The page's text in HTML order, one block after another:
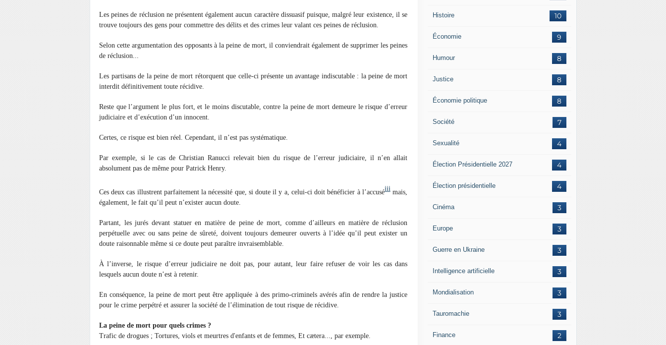
Les peines de réclusion ne présentent également aucun caractère dissuasif puisque, malgré leur existence, il se
trouve toujours des gens pour commettre des délits et des crimes leur valant ces peines de réclusion.
Selon cette argumentation des opposants à la peine de mort, il conviendrait également de supprimer les peines
de réclusion...
Les partisans de la peine de mort rétorquent que celle-ci présente un avantage indiscutable : la peine de mort
interdit définitivement toute récidive.
Reste que l’argument le plus fort, et le moins discutable, contre la peine de mort demeure le risque d’erreur
judiciaire et d’exécution d’un innocent.
Certes, ce risque est bien réel. Cependant, il n’est pas systématique.
Par exemple, si le cas de Christian Ranucci relevait bien du risque de l’erreur judiciaire, il n’en allait
absolument pas de même pour Patrick Henry.
Ces deux cas illustrent parfaitement la nécessité que, si doute il y a, celui-ci doit bénéficier à l’accuséiiimais,
également, le fait qu’il peut n’exister aucun doute.
Partant, les jurés devant statuer en matière de peine de mort, comme d’ailleurs en matière de réclusion
perpétuelle avec ou sans peine de sûreté, doivent toujours demeurer ouverts à l’idée qu’il peut exister un
doute raisonnable même si ce doute peut paraître invraisemblable.
À l’inverse, le risque d’erreur judiciaire ne doit pas, pour autant, leur faire refuser de voir les cas dans
lesquels aucun doute n’est à retenir.
En conséquence, la peine de mort peut être appliquée à des primo-criminels avérés afin de rendre la justice
pour le crime perpétré et assurer la société de l’élimination de tout risque de récidive.
La peine de mort pour quels crimes ?
Trafic de drogues ; Tortures, viols et meurtres d'enfants et de femmes, Et cætera..., par exemple.
10
Histoire
9
Économie
8
Humour
8
Justice
8
Économie politique
7
Société
4
Sexualité
4
Élection Présidentielle 2027
4
Élection présidentielle
3
Cinéma
3
Europe
3
Guerre en Ukraine
3
Intelligence artificielle
3
Mondialisation
3
Tauromachie
2
Finance